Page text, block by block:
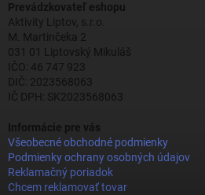
Prevádzkovateľ eshopu
Aktivity Liptov, s.r.o.
M. Martinčeka 2
031 01 Liptovský Mikuláš
IČO: 46 747 923
DIČ: 2023568063
IČ DPH: SK2023568063
Informácie pre vás
Všeobecné obchodné podmienky
Podmienky ochrany osobných údajov
Reklamačný poriadok
Chcem reklamovať tovar